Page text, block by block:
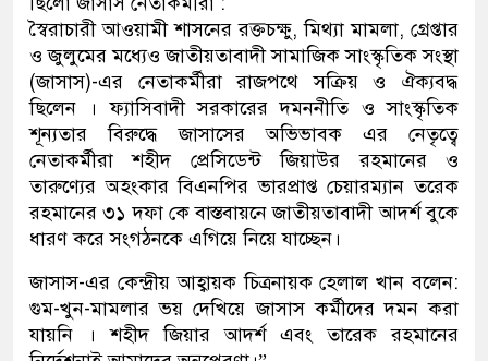
স্বৈরাচারী আওয়ামী শাসনের রক্তচক্ষু, মিথ্যা মামলা, গ্রেপ্তার
ও জুলুমের মধ্যেও জাতীয়তাবাদী সামাজিক সাংস্কৃতিক সংস্থা
(জাসাস)-এর নেতাকর্মীরা রাজপথে সক্রিয় ও ঐক্যবদ্ধ
ছিলেন । ফ্যাসিবাদী সরকারের দমননীতি ও সাংস্কৃতিক
শূন্যতার বিরুদ্ধে জাসাসের অভিভাবক এর নেতৃত্বে
নেতাকর্মীরা শহীদ প্রেসিডেন্ট জিয়াউর রহমানের ও
তারুণ্যের অহংকার বিএনপির ভারপ্রাপ্ত চেয়ারম্যান তরেক
রহমানের ৩১ দফা কে বাস্তবায়নে জাতীয়তাবাদী আদর্শ বুকে
ধারণ করে সংগঠনকে এগিয়ে নিয়ে যাচ্ছেন।
জাসাস-এর কেন্দ্রীয় আহ্বায়ক চিত্রনায়ক হেলাল খান বলেন:
গুম-খুন-মামলার ভয় দেখিয়ে জাসাস কর্মীদের দমন করা
যায়নি । শহীদ জিয়ার আদর্শ এবং তারেক রহমানের